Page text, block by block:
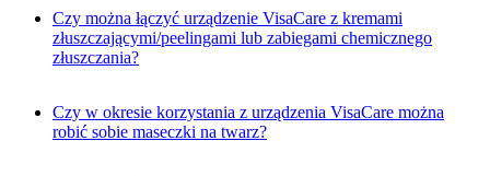
Czy można łączyć urządzenie VisaCare z kremami
złuszczającymi/peelingami lub zabiegami chemicznego
złuszczania?
Czy w okresie korzystania z urządzenia VisaCare można
robić sobie maseczki na twarz?